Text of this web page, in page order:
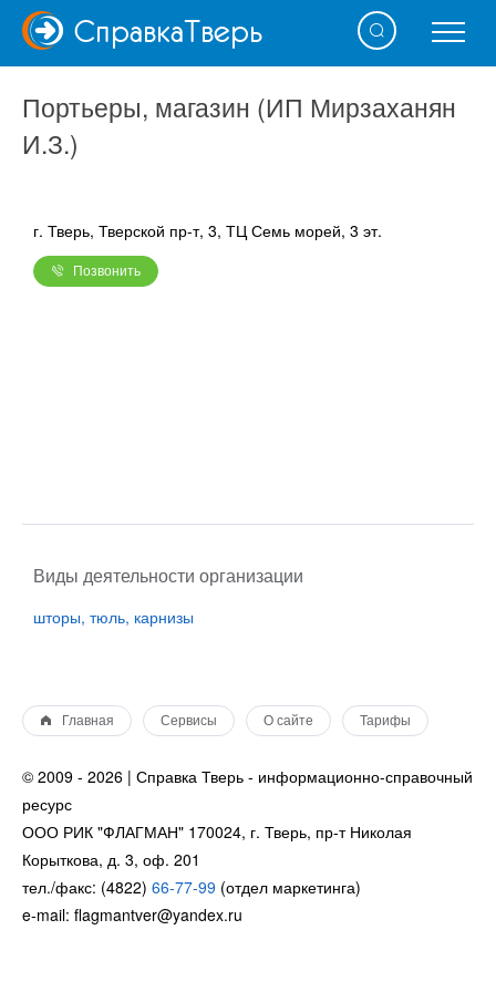
СправкаТверь
Портьеры, магазин (ИП Мирзаханян
И.З.)
г. Тверь, Тверской пр-т, 3, ТЦ Семь морей, 3 эт.
Позвонить
Виды деятельности организации
шторы, тюль, карнизы
Главная Сервисы О сайте Тарифы
© 2009 - 2026 | Справка Тверь - информационно-справочный
ресурс
ООО РИК "ФЛАГМАН" 170024, г. Тверь, пр-т Николая
Корыткова, д. 3, оф. 201
тел./факс: (4822) 66-77-99 (отдел маркетинга)
e-mail: flagmantver@yandex.ru